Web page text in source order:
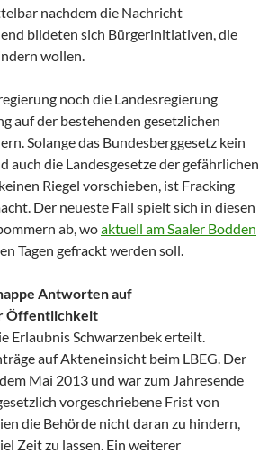
nachdem die Nachricht
bildeten sich Bürgerinitiativen, die
wollen.
noch die Landesregierung
auf der bestehenden gesetzlichen
Solange das Bundesberggesetz kein
auch die Landesgesetze der gefährlichen
Riegel vorschieben, ist Fracking
Der neueste Fall spielt sich in diesen
ab, woaktuell am Saaler Bodden
Tagen gefrackt werden soll.
Antworten auf
Öffentlichkeit
Erlaubnis Schwarzenbek erteilt.
auf Akteneinsicht beim LBEG. Der
Mai 2013 und war zum Jahresende
vorgeschriebene Frist von
die Behörde nicht daran zu hindern,
Zeit zu lassen. Ein weiterer